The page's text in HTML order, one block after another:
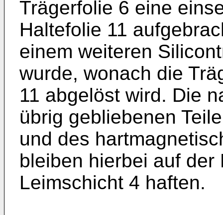
Trägerfolie 6 eine
Haltefolie 11
einem weiteren
wurde, wonach die
11 abgelöst wird. Die
übrig gebliebenen
und des
bleiben hierbei auf der
Leimschicht 4 haften.